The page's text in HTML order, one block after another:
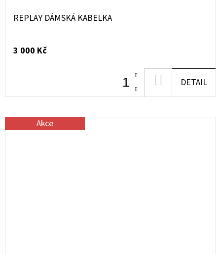
REPLAY DÁMSKÁ KABELKA
3 000 Kč
KOŠÍKU
DETAIL
Akce